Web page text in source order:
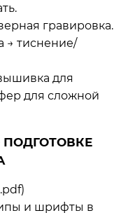
гравировка.
→ тиснение/
для
для сложной
и шрифты в